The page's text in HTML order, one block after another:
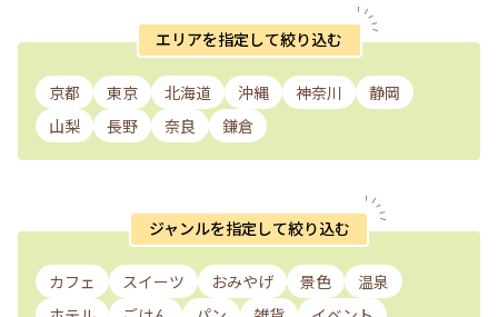
エリアを指定して絞り込む
京都 東京 北海道 沖縄 神奈川
静岡
山梨
長野 奈良 鎌倉
ジャンルを指定して絞り込む
カフェ スイーツ おみやげ 景色
温泉